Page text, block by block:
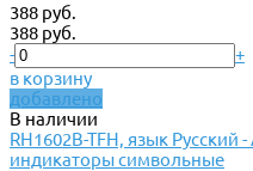
388 руб.
388 руб.
-
+
в корзину
добавлено
В наличии
RH1602B-TFH, язык
индикаторы символьные